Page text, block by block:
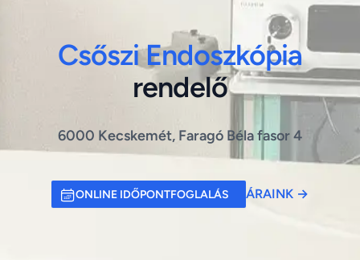
Csőszi Endoszkópia
rendelő
6000 Kecskemét, Faragó Béla fasor 4
ONLINE IDŐPONTFOGLALÁS ÁRAINK →